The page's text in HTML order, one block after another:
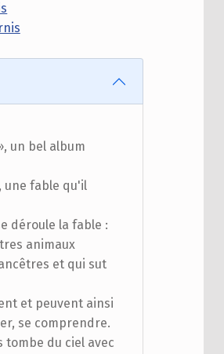
un bel album
une fable qu'il
déroule la fable :
animaux
et qui sut
et peuvent ainsi
se comprendre.
tombe du ciel avec